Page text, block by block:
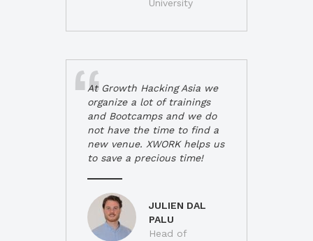
University
At Growth Hacking Asia we
organize a lot of trainings
and Bootcamps and we do
not have the time to find a
new venue. XWORK helps us
to save a precious time!
JULIEN DAL
PALU
Head of